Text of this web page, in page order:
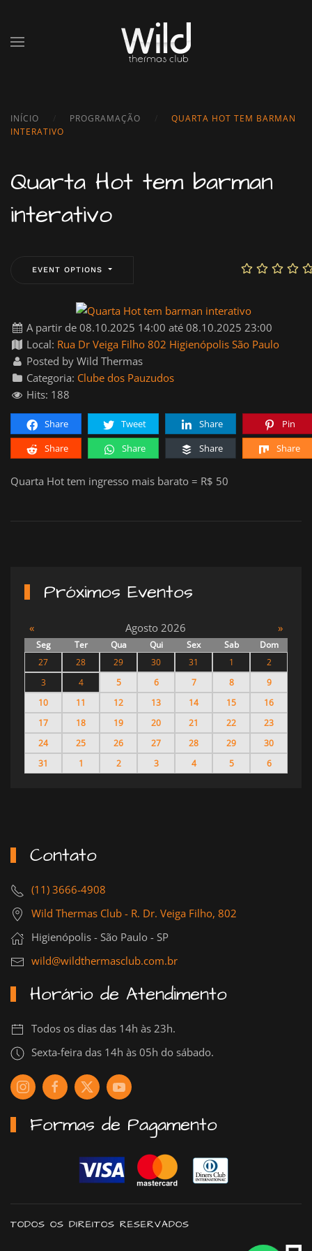
Skip to main content
INÍCIO PROGRAMAÇÃO
QUARTA HOT TEM BARMAN
INTERATIVO
Quarta Hot tem barman
interativo
EVENT OPTIONS
A partir de 08.10.2025 14:00 até 08.10.2025 23:00
Local: Rua Dr Veiga Filho 802 Higienópolis São Paulo
Posted by Wild Thermas
Categoria: Clube dos Pauzudos
Hits: 188
Share Tweet Share
Pin
Share
Share Share Share
Quarta Hot tem ingresso mais barato = R$ 50
Próximos Eventos
« Agosto 2026 »
Seg Ter Qua Qui Sex Sab
Dom
27
28 29 30 31 1
2
3
4 5 6 7 8
9
10
11 12 13 14 15
16
17
18 19 20 21 22
23
24
25 26 27 28 29
30
31
1 2 3 4 5 6
Contato
(11) 3666-4908
Wild Thermas Club - R. Dr. Veiga Filho, 802
Higienópolis - São Paulo - SP
wild@wildthermasclub.com.br
Horário de Atendimento
Todos os dias das 14h às 23h.
Sexta-feira das 14h às 05h do sábado.
Formas de Pagamento
TODOS OS DIREITOS RESERVADOS